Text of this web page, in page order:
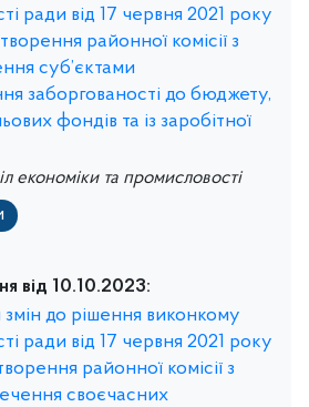
ради від 17 червня 2021 року
районної комісії з
суб’єктами
заборгованості до бюджету,
фондів та із заробітної
економіки та промисловості
від 10.10.2023:
до рішення виконкому
ради від 17 червня 2021 року
районної комісії з
своєчасних